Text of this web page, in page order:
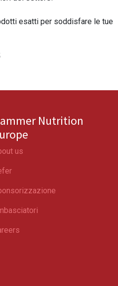
esatti per soddisfare le tue
Nutrition
us